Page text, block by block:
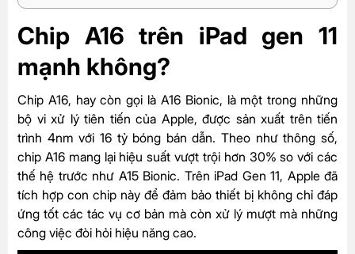
Chip A16 trên iPad gen 11
mạnh không?
Chip A16, hay còn gọi là A16 Bionic, là một trong những
bộ vi xử lý tiên tiến của Apple, được sản xuất trên tiến
trình 4nm với 16 tỷ bóng bán dẫn. Theo như thông số,
chip A16 mang lại hiệu suất vượt trội hơn 30% so với các
thế hệ trước như A15 Bionic. Trên iPad Gen 11, Apple đã
tích hợp con chip này để đảm bảo thiết bị không chỉ đáp
ứng tốt các tác vụ cơ bản mà còn xử lý mượt mà những
công việc đòi hỏi hiệu năng cao.